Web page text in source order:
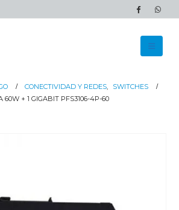
CONECTIVIDAD Y REDES,
SWITCHES
+ 1 GIGABIT PFS3106-4P-60